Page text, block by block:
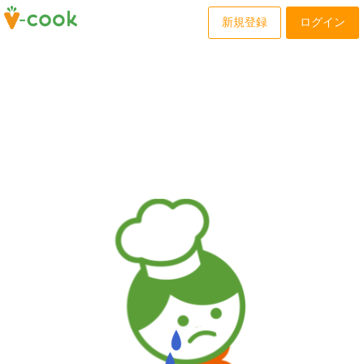
新規登録 ログイン